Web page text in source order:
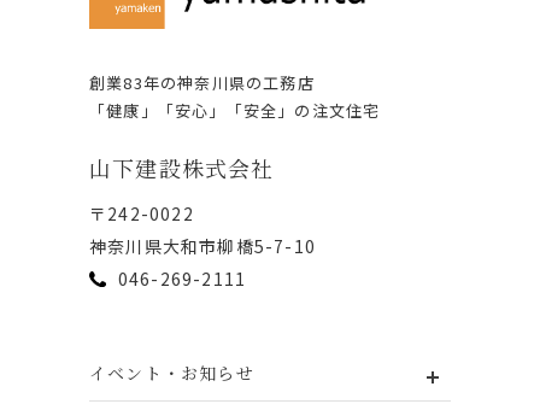
創業83年の神奈川県の⼯務店
「健康」「安⼼」「安全」の注⽂住宅
⼭下建設株式会社
〒242-0022
神奈川県⼤和市柳橋5-7-10
046-269-2111
イベント・お知らせ